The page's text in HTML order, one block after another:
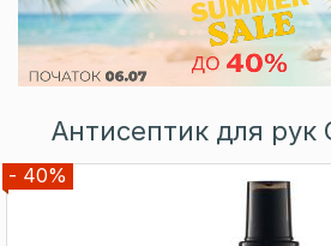
Антисептик для рук
- 40%